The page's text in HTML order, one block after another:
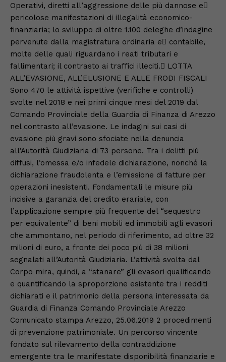
Operativi, diretti all’aggressione delle più dannose e
pericolose manifestazioni di illegalità economico-
finanziaria; lo sviluppo di oltre 1.100 deleghe d’indagine
pervenute dalla magistratura ordinaria e contabile,
molte delle quali riguardano i reati tributari e
fallimentari; il contrasto ai traffici illeciti. LOTTA
ALL’EVASIONE, ALL’ELUSIONE E ALLE FRODI FISCALI
Sono 470 le attività ispettive (verifiche e controlli)
svolte nel 2018 e nei primi cinque mesi del 2019 dal
Comando Provinciale della Guardia di Finanza di Arezzo
nel contrasto all’evasione. Le indagini sui casi di
evasione più gravi sono sfociate nella denuncia
all’Autorità Giudiziaria di 73 persone. Tra i delitti più
diffusi, l‘omessa e/o infedele dichiarazione, nonché la
dichiarazione fraudolenta e l’emissione di fatture per
operazioni inesistenti. Fondamentali le misure più
incisive a garanzia del credito erariale, con
l’applicazione sempre più frequente del “sequestro
per equivalente” di beni mobili ed immobili agli evasori
che ammontano, nel periodo di riferimento, ad oltre 32
milioni di euro, a fronte dei poco più di 38 milioni
segnalati all’Autorità Giudiziaria. L’attività svolta dal
Corpo mira, quindi, a “stanare” gli evasori qualificando
e quantificando la sproporzione esistente tra i redditi
dichiarati e il patrimonio della persona interessata da
Guardia di Finanza Comando Provinciale Arezzo
Comunicato stampa Arezzo, 25.06.2019 2 procedimenti
di prevenzione patrimoniale. Un percorso vincente
fondato sul rilevamento della contraddizione
emergente tra le manifestate disponibilità finanziarie e